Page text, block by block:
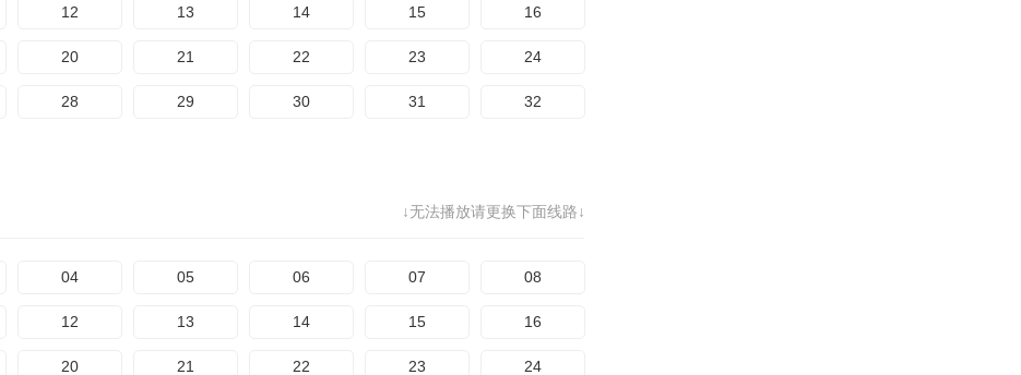
12 13 14 15 16
20 21 22 23 24
28 29 30 31 32
↓无法播放请更换下面线路↓
04 05 06 07 08
12 13 14 15 16
20 21 22 23 24